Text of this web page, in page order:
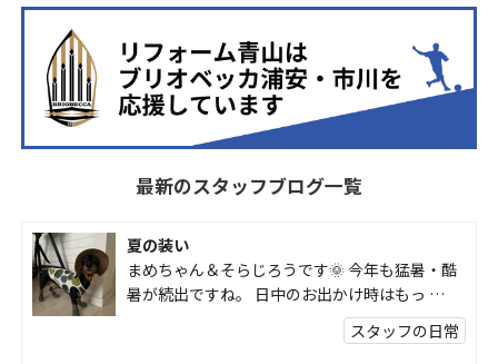
最新のスタッフブログ一覧
夏の装い
まめちゃん＆そらじろうです🌞 今年も猛暑・酷
暑が続出ですね。 日中のお出かけ時はもっ …
スタッフの日常